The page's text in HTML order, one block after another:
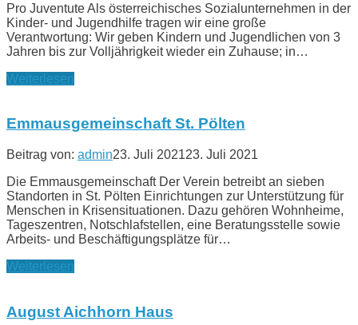
Pro Juventute Als österreichisches Sozialunternehmen in der
Kinder- und Jugendhilfe tragen wir eine große
Verantwortung: Wir geben Kindern und Jugendlichen von 3
Jahren bis zur Volljährigkeit wieder ein Zuhause; in…
Weiterlesen
Emmausgemeinschaft St. Pölten
Beitrag von: admin23. Juli 202123. Juli 2021
Die Emmausgemeinschaft Der Verein betreibt an sieben
Standorten in St. Pölten Einrichtungen zur Unterstützung für
Menschen in Krisensituationen. Dazu gehören Wohnheime,
Tageszentren, Notschlafstellen, eine Beratungsstelle sowie
Arbeits- und Beschäftigungsplätze für…
Weiterlesen
August Aichhorn Haus